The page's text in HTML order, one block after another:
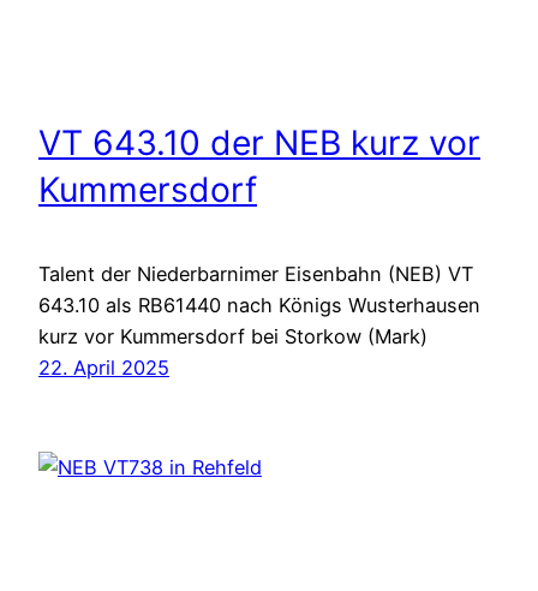
VT 643.10 der NEB kurz vor
Kummersdorf
Talent der Niederbarnimer Eisenbahn (NEB) VT
643.10 als RB61440 nach Königs Wusterhausen
kurz vor Kummersdorf bei Storkow (Mark)
22. April 2025